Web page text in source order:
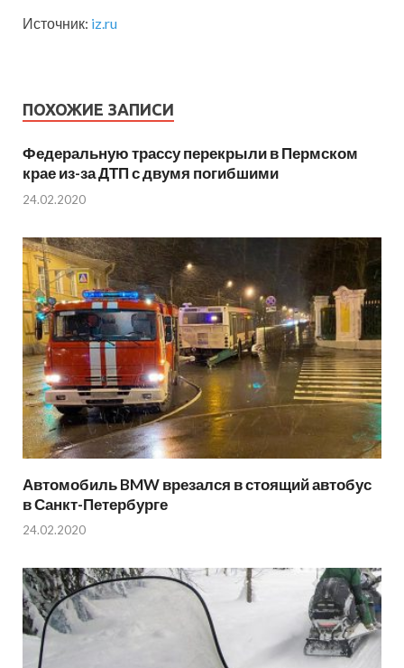
Источник: iz.ru
ПОХОЖИЕ ЗАПИСИ
Федеральную трассу перекрыли в Пермском
крае из-за ДТП с двумя погибшими
24.02.2020
Автомобиль BMW врезался в стоящий автобус
в Санкт-Петербурге
24.02.2020